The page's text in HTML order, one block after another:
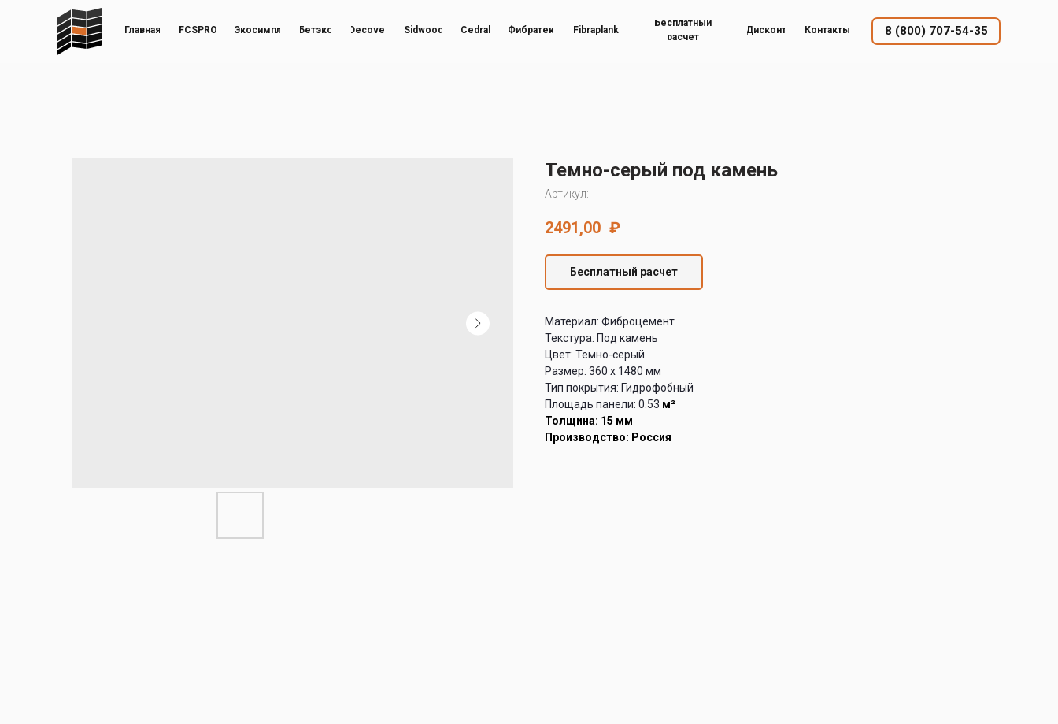
8 (800) 707-54-35
Главная FCSPRO Бетэко Decover Sidwood Cedral Фибратек
Бесплатный
расчет
Контакты
Дисконт
Экосимпл Fibraplank
Темно-серый под камень
Артикул:
2491,00 ₽
Бесплатный расчет
Материал: Фиброцемент
Текстура: Под камень
Цвет: Темно-серый
Размер: 360 х 1480 мм
Тип покрытия: Гидрофобный
Площадь панели: 0.53 м²
Толщина: 15 мм
Производство: Россия